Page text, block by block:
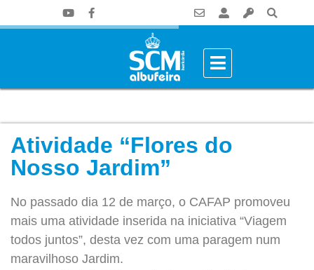
Atividade “Flores do
Nosso Jardim”
No passado dia 12 de março, o CAFAP promoveu
mais uma atividade inserida na iniciativa “Viagem
todos juntos”, desta vez com uma paragem num
maravilhoso Jardim.